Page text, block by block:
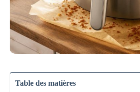
Table des matières